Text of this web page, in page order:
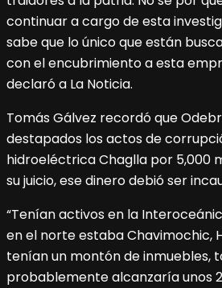
continuar a cargo de esta
sabe que lo único que están
con el encubrimiento a esta
declaró a La Noticia.
Tomás Gálvez recordó que
destapados los actos de
hidroeléctrica Chaglla por 5,000
su juicio, ese dinero debió ser
“Tenían activos en la
en el norte estaba Chavimochic,
tenían un montón de inmuebles,
probablemente alcanzaría unos